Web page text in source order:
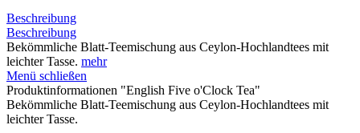
Beschreibung
Beschreibung
Bekömmliche Blatt-Teemischung aus Ceylon-Hochlandtees mit
leichter Tasse. mehr
Menü schließen
Produktinformationen "English Five o'Clock Tea"
Bekömmliche Blatt-Teemischung aus Ceylon-Hochlandtees mit
leichter Tasse.